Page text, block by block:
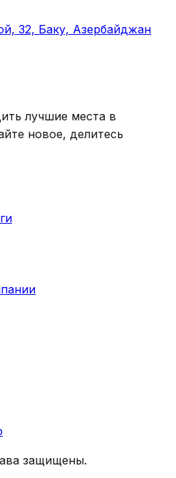
32, Баку, Азербайджан
лучшие места в
новое, делитесь
защищены.